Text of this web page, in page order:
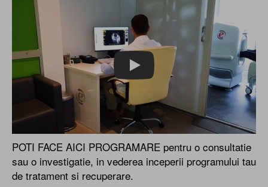
Play
POTI FACE AICI PROGRAMARE pentru o consultatie
sau o investigatie, in vederea inceperii programului tau
de tratament si recuperare.